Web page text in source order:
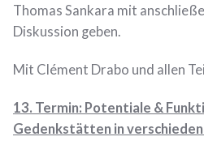
Thomas Sankara mit
Diskussion geben.
Mit Clément Drabo und allen
13. Termin: Potentiale &
Gedenkstätten in